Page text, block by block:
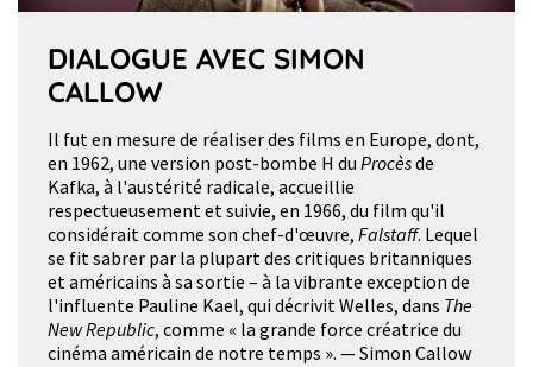
DIALOGUE AVEC SIMON
CALLOW
Il fut en mesure de réaliser des films en Europe, dont,
en 1962, une version post-bombe H du Procèsde
Kafka, à l'austérité radicale, accueillie
respectueusement et suivie, en 1966, du film qu'il
considérait comme son chef-d'œuvre, Falstaff. Lequel
se fit sabrer par la plupart des critiques britanniques
et américains à sa sortie – à la vibrante exception de
l'influente Pauline Kael, qui décrivit Welles, dans The
New Republic, comme « la grande force créatrice du
cinéma américain de notre temps ». — Simon Callow